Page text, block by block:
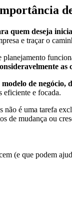
quem deseja
e traçar o
planejamento
as
de negócio,
eficiente e focada.
é uma tarefa
de mudança ou
(e que podem